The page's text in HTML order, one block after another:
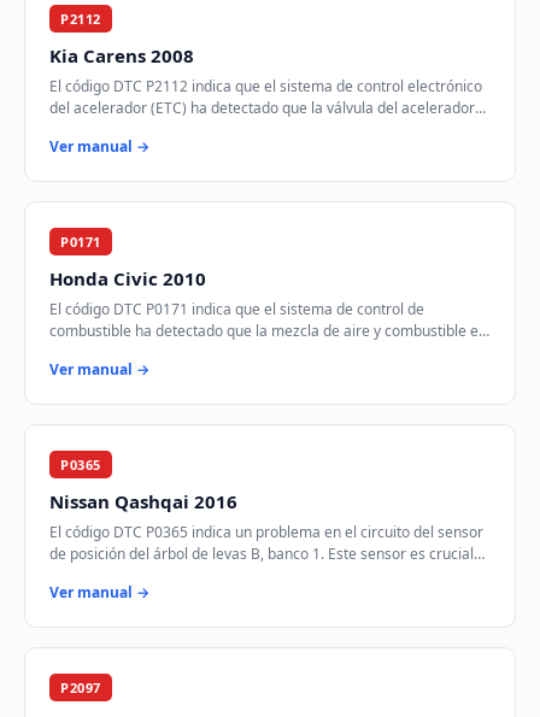
P2112
Kia Carens 2008
El código DTC P2112 indica que el sistema de control electrónico
del acelerador (ETC) ha detectado que la válvula del acelerador
Ver manual →
P0171
Honda Civic 2010
El código DTC P0171 indica que el sistema de control de
combustible ha detectado que la mezcla de aire y combustible es
Ver manual →
P0365
Nissan Qashqai 2016
El código DTC P0365 indica un problema en el circuito del sensor
de posición del árbol de levas B, banco 1. Este sensor es crucial
Ver manual →
P2097